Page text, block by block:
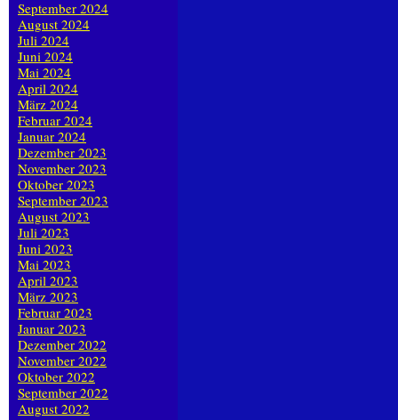
September 2024
August 2024
Juli 2024
Juni 2024
Mai 2024
April 2024
März 2024
Februar 2024
Januar 2024
Dezember 2023
November 2023
Oktober 2023
September 2023
August 2023
Juli 2023
Juni 2023
Mai 2023
April 2023
März 2023
Februar 2023
Januar 2023
Dezember 2022
November 2022
Oktober 2022
September 2022
August 2022